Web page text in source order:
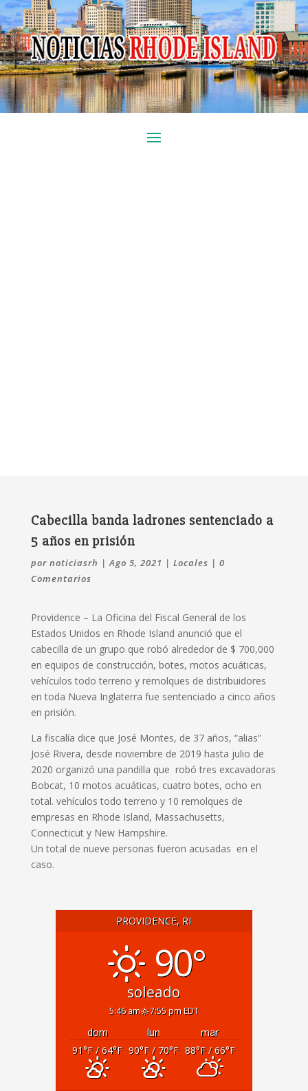
Cabecilla banda ladrones sentenciado a
5 años en prisión
por noticiasrh |Ago 5, 2021 | Locales | 0
Comentarios
Providence – La Oficina del Fiscal General de los
Estados Unidos en Rhode Island anunció que el
cabecilla de un grupo que robó alrededor de $ 700,000
en equipos de construcción, botes, motos acuáticas,
vehículos todo terreno y remolques de distribuidores
en toda Nueva Inglaterra fue sentenciado a cinco años
en prisión.
La fiscalía dice que José Montes, de 37 años, “alias”
José Rivera, desde noviembre de 2019 hasta julio de
2020 organizó una pandilla que robó tres excavadoras
Bobcat, 10 motos acuáticas, cuatro botes, ocho en
total. vehículos todo terreno y 10 remolques de
empresas en Rhode Island, Massachusetts,
Connecticut y New Hampshire.
Un total de nueve personas fueron acusadas en el
caso.
PROVIDENCE, RI
90°
soleado
5:46 am 7:55 pm EDT
dom lun
mar
91°F/ 64°F 90°F/ 70°F 88°F/ 66°F